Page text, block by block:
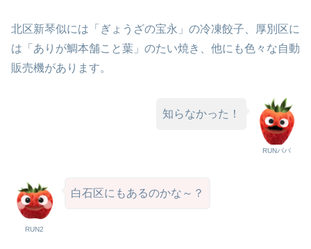
北区新琴似には「ぎょうざの宝永」の冷凍餃子、厚別区に
は「ありが鯛本舗こと葉」のたい焼き、他にも色々な自動
販売機があります。
RUNパパ
知らなかった！
RUN2
白石区にもあるのかな～？